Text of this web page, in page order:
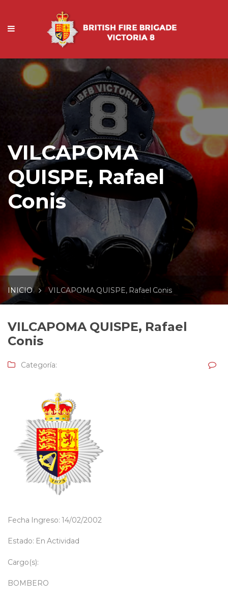
VILCAPOMA
QUISPE, Rafael
Conis
INICIO VILCAPOMA QUISPE, Rafael Conis
VILCAPOMA QUISPE, Rafael
Conis
Categoría:
Fecha Ingreso: 14/02/2002
Estado: En Actividad
Cargo(s):
BOMBERO